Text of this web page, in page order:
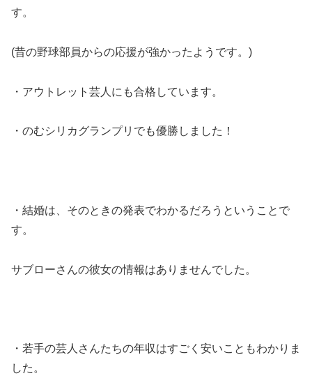
す。
(昔の野球部員からの応援が強かったようです。)
・アウトレット芸人にも合格しています。
・のむシリカグランプリでも優勝しました！
・結婚は、そのときの発表でわかるだろうということで
す。
サブローさんの彼女の情報はありませんでした。
・若手の芸人さんたちの年収はすごく安いこともわかりま
した。